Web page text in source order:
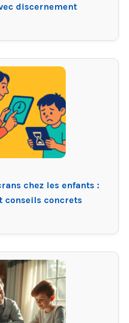
discernement
chez les enfants :
conseils concrets